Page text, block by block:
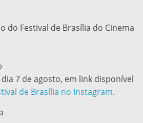
do Festival de Brasília do Cinema
7 de agosto, em link disponível
de Brasília no Instagram.